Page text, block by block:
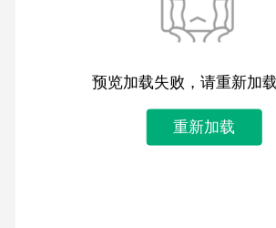
预览加载失败，请重新加
重新加载